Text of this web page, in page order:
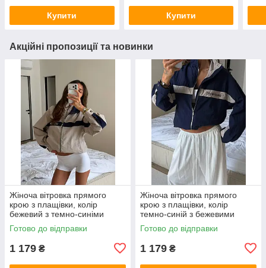
Купити Купити
Акційні пропозиції та новинки
Жіноча вітровка прямого
крою з плащівки, колір
бежевий з темно-синіми
вставками 42-46
Готово до відправки
1 179 ₴
Жіноча вітровка прямого
крою з плащівки, колір
темно-синій з бежевими
вставками 42-46
Готово до відправки
1 179 ₴